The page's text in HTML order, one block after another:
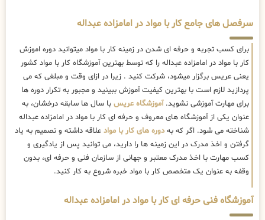
سرفصل های جامع کار با مواد در امامزاده عبداله
برای کسب تجربه و حرفه ای شدن در زمینه کار با مواد میتوانید دوره اموزش
کار با مواد در امامزاده عبداله را که توسط بهترینآموزشگاه کار با مواد کشور
یعنی عریس برگزار میشود، شرکت کنید . زیرا در ازای وقت و مبلغی که می
پردازید لازم است با بهترین کیفیت آموزش ببینید و مجبور به تکرار دوره ها
برای مهارت آموزشی نشوید.آموزشگاه عریس با سال ها سابقه درخشان، به
عنوان یکی از آموزشگاه های معروف و حرفه ای کار با مواد در امامزاده عبداله
شناخته می شود. اگر که بهدوره های کار با مواد علاقه داشته و تصمیم به یاد
گرفتن و اخذ مدرک در این زمینه ها را دارید، می توانید پس از یادگیری و
کسب مهارت با اخذ مدرک معتبر و جهانی از سازمان فنی و حرفه ای، بدون
وقفه به عنوان یک متخصص کار با مواد خبره شروع به کار کنید.
آموزشگاه فنی حرفه ای کار با مواد در امامزاده عبداله